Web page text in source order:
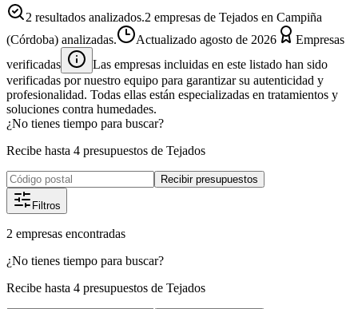
2 resultados analizados.2 empresas de Tejados en Campiña
(Córdoba) analizadas.
Actualizado agosto de 2026
Empresas
verificadas
Las empresas incluidas en este listado han sido
verificadas por nuestro equipo para garantizar su autenticidad y
profesionalidad. Todas ellas están especializadas en tratamientos y
soluciones contra humedades.
¿No tienes tiempo para buscar?
Recibe hasta 4 presupuestos de Tejados
Recibir presupuestos
Filtros
2 empresas encontradas
¿No tienes tiempo para buscar?
Recibe hasta 4 presupuestos de Tejados